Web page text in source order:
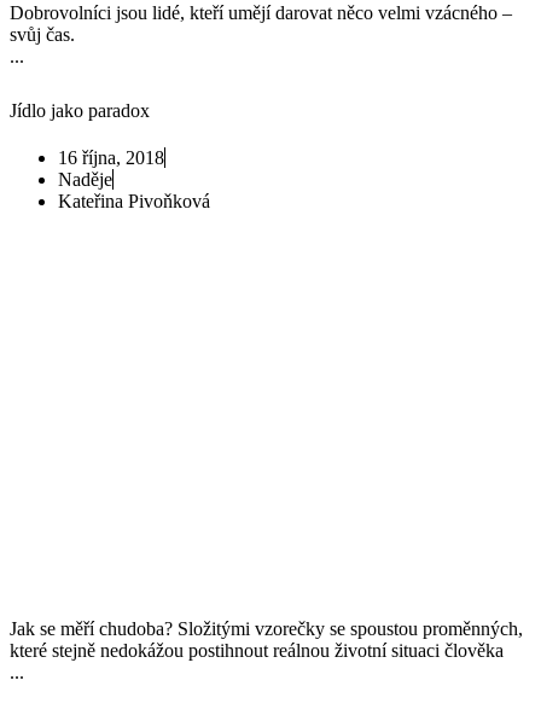
Dobrovolníci jsou lidé, kteří umějí darovat něco velmi vzácného –
svůj čas.
...
Jídlo jako paradox
16 října, 2018
Naděje
Kateřina Pivoňková
Jak se měří chudoba? Složitými vzorečky se spoustou proměnných,
které stejně nedokážou postihnout reálnou životní situaci člověka
...